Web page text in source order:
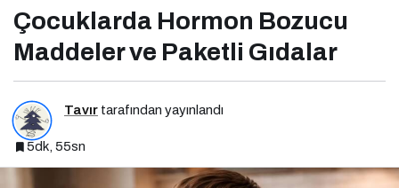
Çocuklarda Hormon Bozucu
Maddeler ve Paketli Gıdalar
Tavır tarafından yayınlandı
5dk, 55sn